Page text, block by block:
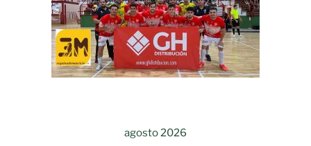
agosto 2026